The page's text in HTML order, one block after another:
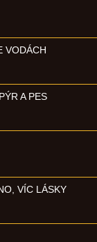
VODÁCH
A PES
VÍC LÁSKY